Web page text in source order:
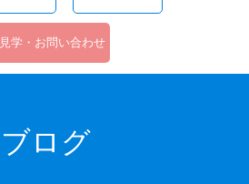
見学・お問い合わせ
ブログ